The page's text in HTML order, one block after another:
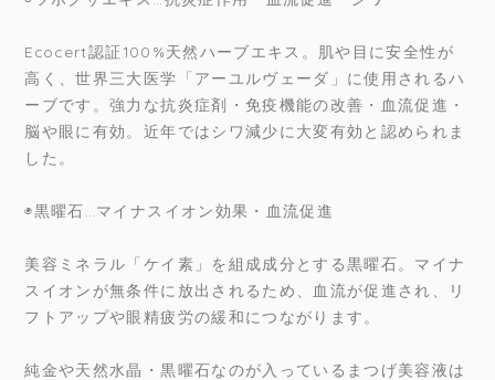
Ecocert認証100%天然ハーブエキス。肌や目に安全性が
高く、世界三大医学「アーユルヴェーダ」に使用されるハ
ーブです。強力な抗炎症剤・免疫機能の改善・血流促進・
脳や眼に有効。近年ではシワ減少に大変有効と認められま
した。
◉黒曜石…マイナスイオン効果・血流促進
美容ミネラル「ケイ素」を組成成分とする黒曜石。マイナ
スイオンが無条件に放出されるため、血流が促進され、リ
フトアップや眼精疲労の緩和につながります。
純金や天然水晶・黒曜石なのが入っているまつげ美容液は